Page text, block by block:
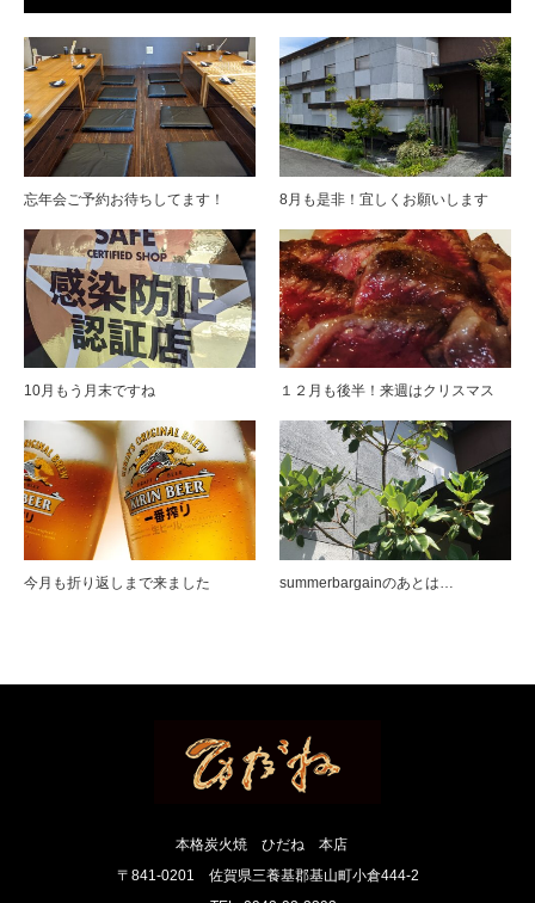
忘年会ご予約お待ちしてます！ 8月も是非！宜しくお願いします
10月もう月末ですね １２月も後半！来週はクリスマス
今月も折り返しまで来ました summerbargainのあとは…
本格炭火焼 ひだね 本店
〒841-0201 佐賀県三養基郡基山町小倉444-2